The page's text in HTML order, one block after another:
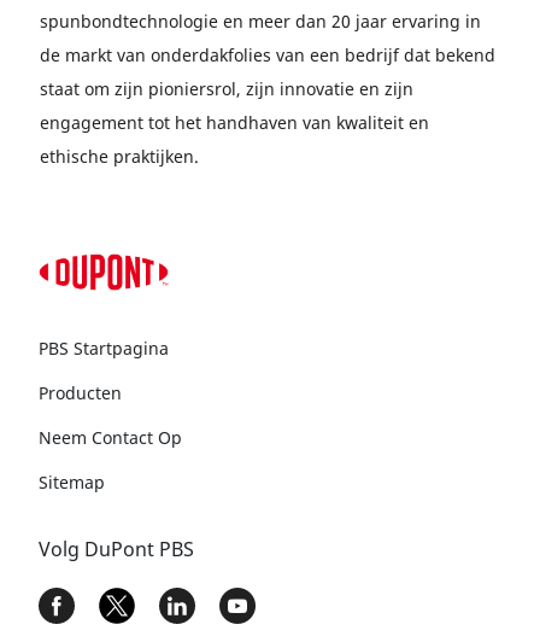
spunbondtechnologie en meer dan 20 jaar ervaring in
de markt van onderdakfolies van een bedrijf dat bekend
staat om zijn pioniersrol, zijn innovatie en zijn
engagement tot het handhaven van kwaliteit en
ethische praktijken.
PBS Startpagina
Producten
Neem Contact Op
Sitemap
Volg DuPont PBS